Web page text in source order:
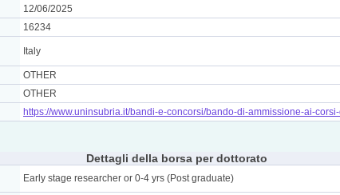
12/06/2025
16234
Italy
OTHER
OTHER
https://www.uninsubria.it/bandi-e-concorsi/bando-di-ammissione-ai-
Dettagli della borsa per dottorato
Early stage researcher or 0-4 yrs (Post graduate)